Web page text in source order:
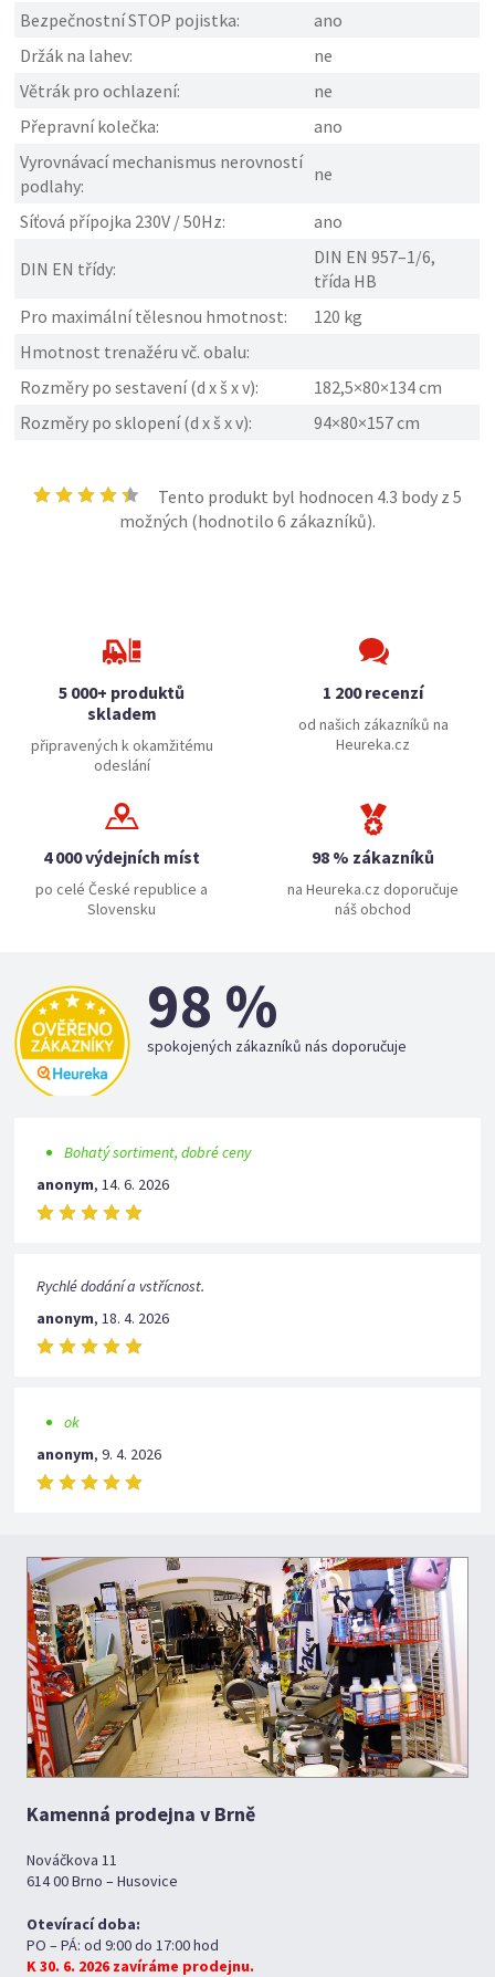
Bezpečnostní STOP pojistka:
ano
Držák na lahev:
ne
Větrák pro ochlazení:
ne
Přepravní kolečka:
ano
Vyrovnávací mechanismus nerovností
podlahy:
ne
Síťová přípojka 230V / 50Hz: ano
DIN EN třídy:
DIN EN 957–1/6,
třída HB
Pro maximální tělesnou hmotnost:
120 kg
Hmotnost trenažéru vč. obalu:
Rozměry po sestavení (d x š x v):
182,5×80×134 cm
Rozměry po sklopení (d x š x v):
94×80×157 cm
Tento produkt byl hodnocen 4.3 body z 5
možných (hodnotilo 6 zákazníků).
5 000+ produktů
skladem
připravených k okamžitému
odeslání
1 200 recenzí
od našich zákazníků na
Heureka.cz
4 000 výdejních míst
po celé České republice a
Slovensku
98 % zákazníků
na Heureka.cz doporučuje
náš obchod
98 %
spokojených zákazníků nás doporučuje
Bohatý sortiment, dobré ceny
anonym,14. 6. 2026
Rychlé dodání a vstřícnost.
anonym,18. 4. 2026
ok
anonym,9. 4. 2026
Kamenná prodejna v Brně
Nováčkova 11
614 00 Brno – Husovice
Otevírací doba:
PO – PÁ: od 9:00 do 17:00 hod
K 30. 6. 2026 zavíráme prodejnu.